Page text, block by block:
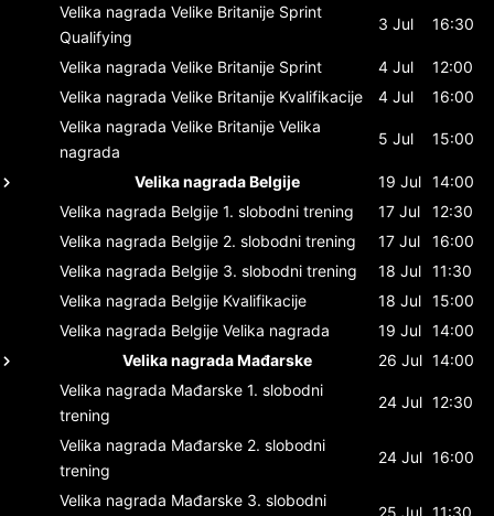
Velika nagrada Velike Britanije Sprint
Qualifying
3 Jul 16:30
Velika nagrada Velike Britanije Sprint 4 Jul
12:00
Velika nagrada Velike Britanije Kvalifikacije 4 Jul
16:00
Velika nagrada Velike Britanije Velika
nagrada
5 Jul 15:00
Velika nagrada Belgije 19 Jul 14:00
Velika nagrada Belgije 1. slobodni trening 17 Jul
12:30
Velika nagrada Belgije 2. slobodni trening 17 Jul
16:00
Velika nagrada Belgije 3. slobodni trening 18 Jul 11:30
Velika nagrada Belgije Kvalifikacije 18 Jul 15:00
Velika nagrada Belgije Velika nagrada 19 Jul 14:00
Velika nagrada Mađarske
26 Jul 14:00
Velika nagrada Mađarske 1. slobodni
trening
24 Jul 12:30
Velika nagrada Mađarske 2. slobodni
trening
24 Jul 16:00
Velika nagrada Mađarske 3. slobodni
25 Jul 11:30